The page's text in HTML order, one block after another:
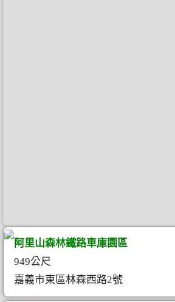
阿里山森林鐵路車庫園區
949公尺
嘉義市東區林森西路2號